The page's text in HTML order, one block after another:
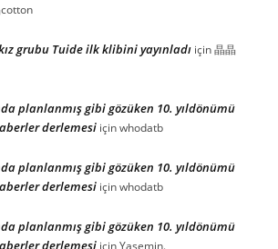
grubu Tuide ilk klibini yayınladı için晶晶
planlanmış gibi gözüken 10. yıldönümü
derlemesi içinwhodatb
planlanmış gibi gözüken 10. yıldönümü
derlemesi içinwhodatb
planlanmış gibi gözüken 10. yıldönümü
derlemesi